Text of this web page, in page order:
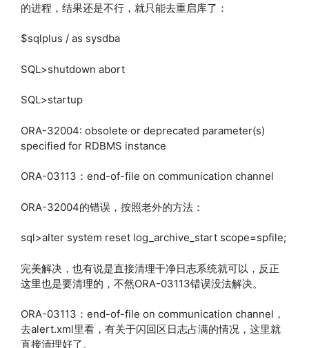
的进程，结果还是不行，就只能去重启库了：
$sqlplus / as sysdba
SQL>shutdown abort
SQL>startup
ORA-32004: obsolete or deprecated parameter(s)
specified for RDBMS instance
ORA-03113：end-of-file on communication channel
ORA-32004的错误，按照老外的方法：
sql>alter system reset log_archive_start scope=spfile;
完美解决，也有说是直接清理干净日志系统就可以，反正
这里也是要清理的，不然ORA-03113错误没法解决。
ORA-03113：end-of-file on communication channel，
去alert.xml里看，有关于闪回区日志占满的情况，这里就
直接清理好了。